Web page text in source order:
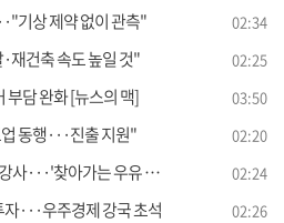
기상 제약 없이 관측" 02:34
재건축 속도 높일 것" 02:25
부담 완화 [뉴스의 맥] 03:50
동행···진출 지원" 02:20
···'찾아가는 우유 교실' 02:24
···우주경제 강국 초석 02:26